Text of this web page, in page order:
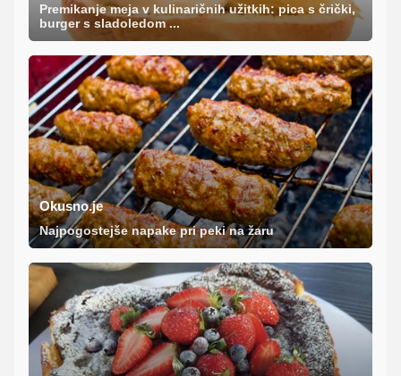
Premikanje meja v kulinaričnih užitkih: pica s črički,
burger s sladoledom ...
Okusno.je
Najpogostejše napake pri peki na žaru